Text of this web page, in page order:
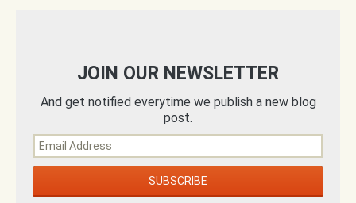
JOIN OUR NEWSLETTER
And get notified everytime we publish a new blog
post.